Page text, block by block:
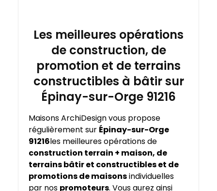
Les meilleures opérations
de construction, de
promotion et de terrains
constructibles à bâtir sur
Épinay-sur-Orge 91216
Maisons ArchiDesign vous propose
régulièrement sur Épinay-sur-Orge
91216les meilleures opérations de
construction terrain + maison, de
terrains bâtir et constructibles et de
promotions de maisonsindividuelles
par nos promoteurs. Vous aurez ainsi